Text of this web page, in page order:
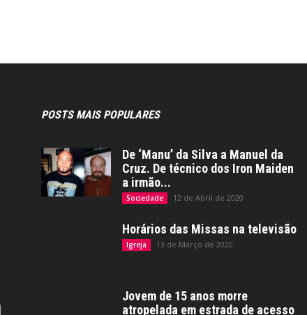
POSTS MAIS POPULARES
De ‘Manu’ da Silva a Manuel da
Cruz. De técnico dos Iron Maiden
a irmão...
Sociedade 12 de Abril de 2020
Horários das Missas na televisão
Igreja 13 de Março de 2020
Jovem de 15 anos morre
atropelada em estrada de acesso